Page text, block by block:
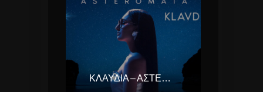
ΚΛΑΥΔΊΑ – ΑΣΤΕΡΟΜΆΤΑ (EUROVISION ΕΛΛΆΔΑ 2025)